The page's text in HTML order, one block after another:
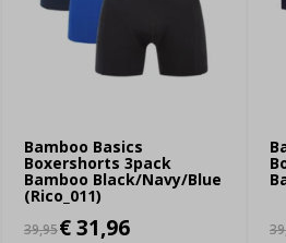
Bamboo Basics
Boxershorts 3pack
Bamboo Black/Navy/Blue
(Rico_011)
39,95€ 31,96